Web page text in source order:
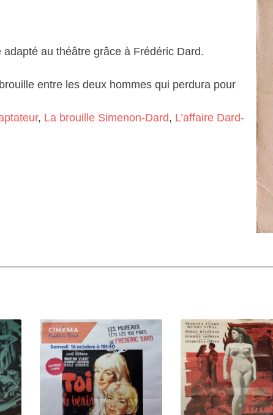
au théâtre grâce à Frédéric Dard.
entre les deux hommes qui perdura pour
, La brouille Simenon-Dard, L’affaire Dard-